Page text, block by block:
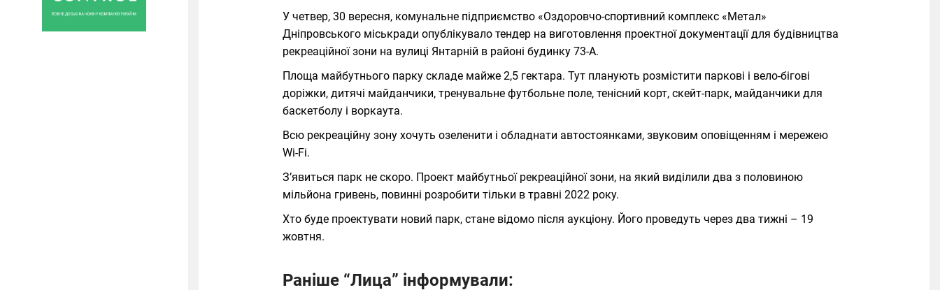
У четвер, 30 вересня, комунальне підприємство «Оздоровчо-спортивний комплекс «Метал»
Дніпровського міськради опублікувало тендер на виготовлення проектної документації для будівництва
рекреаційної зони на вулиці Янтарній в районі будинку 73-А.
Площа майбутнього парку складе майже 2,5 гектара. Тут планують розмістити паркові і вело-бігові
доріжки, дитячі майданчики, тренувальне футбольне поле, тенісний корт, скейт-парк, майданчики для
баскетболу і воркаута.
Всю рекреаційну зону хочуть озеленити і обладнати автостоянками, звуковим оповіщенням і мережею
Wi-Fi.
З’явиться парк не скоро. Проект майбутньої рекреаційної зони, на який виділили два з половиною
мільйона гривень, повинні розробити тільки в травні 2022 року.
Хто буде проектувати новий парк, стане відомо після аукціону. Його проведуть через два тижні – 19
жовтня.
Раніше “Лица” інформували: